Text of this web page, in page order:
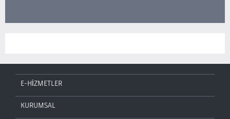
E-HİZMETLER
KURUMSAL